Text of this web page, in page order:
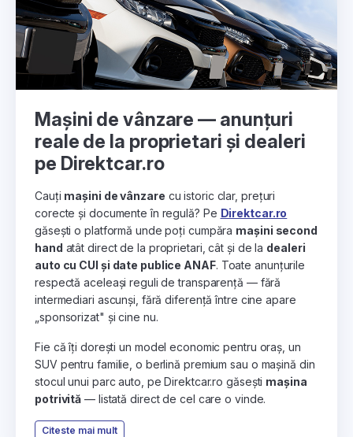
Mașini de vânzare — anunțuri
reale de la proprietari și dealeri
pe Direktcar.ro
Cauți mașini de vânzare cu istoric clar, prețuri
corecte și documente în regulă? Pe Direktcar.ro
găsești o platformă unde poți cumpăra mașini second
hand atât direct de la proprietari, cât și de la dealeri
auto cu CUI și date publice ANAF. Toate anunțurile
respectă aceleași reguli de transparență — fără
intermediari ascunși, fără diferență între cine apare
„sponsorizat" și cine nu.
Fie că îți dorești un model economic pentru oraș, un
SUV pentru familie, o berlină premium sau o mașină din
stocul unui parc auto, pe Direktcar.ro găsești mașina
potrivită — listată direct de cel care o vinde.
Citeste mai mult